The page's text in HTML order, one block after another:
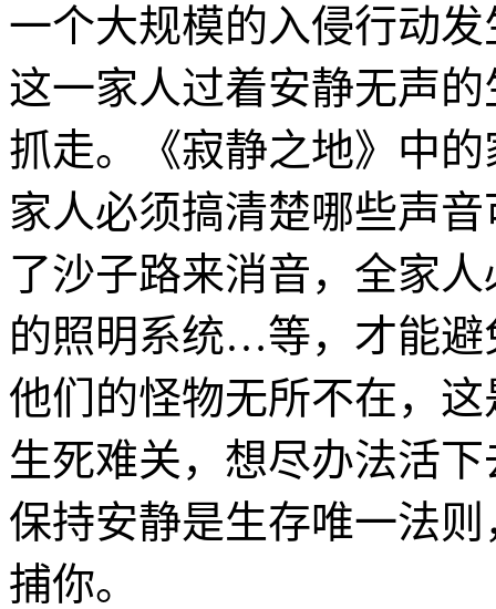
一个大规模的入侵行动
这一家人过着安静无声
抓走。《寂静之地》中
家人必须搞清楚哪些声
了沙子路来消音，全家
的照明系统…等，才能避
他们的怪物无所不在，
生死难关，想尽办法活下
保持安静是生存唯一法
捕你。